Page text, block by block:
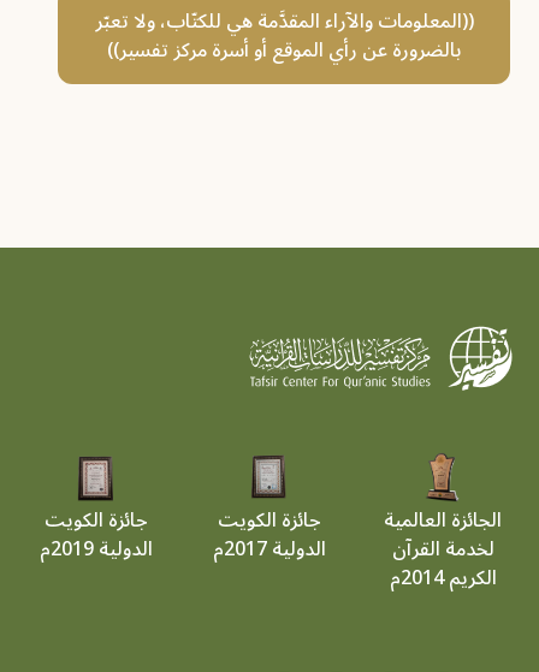
((المعلومات والآراء المقدَّمة هي للكتّاب، ولا تعبّر
بالضرورة عن رأي الموقع أو أسرة مركز تفسير))
الجائزة العالمية
لخدمة القرآن
الكريم 2014م
جائزة الكويت
الدولية 2017م
جائزة الكويت
الدولية 2019م